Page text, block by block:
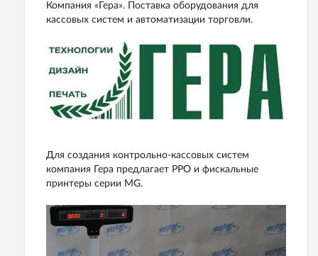
Компания «Гера». Поставка оборудования для
кассовых систем и автоматизации торговли.
Для создания контрольно-кассовых систем
компания Гера предлагает РРО и фискальные
принтеры серии MG.